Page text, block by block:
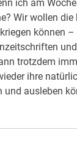
ich am
Wir wollen die
können
trotzdem
ihre
und ausleben